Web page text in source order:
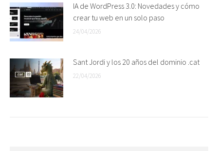
IA de WordPress 3.0: Novedades y cómo
crear tu web en un solo paso
24/04/2026
Sant Jordi y los 20 años del dominio .cat
22/04/2026